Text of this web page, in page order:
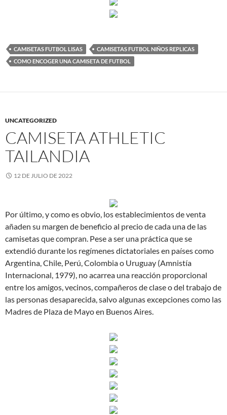
CAMISETAS FUTBOL LISAS
CAMISETAS FUTBOL NIÑOS REPLICAS
COMO ENCOGER UNA CAMISETA DE FUTBOL
UNCATEGORIZED
CAMISETA ATHLETIC
TAILANDIA
12 DE JULIO DE 2022
Por último, y como es obvio, los establecimientos de venta
añaden su margen de beneficio al precio de cada una de las
camisetas que compran. Pese a ser una práctica que se
extendió durante los regímenes dictatoriales en países como
Argentina, Chile, Perú, Colombia o Uruguay (Amnistía
Internacional, 1979), no acarrea una reacción proporcional
entre los amigos, vecinos, compañeros de clase o del trabajo de
las personas desaparecida, salvo algunas excepciones como las
Madres de Plaza de Mayo en Buenos Aires.